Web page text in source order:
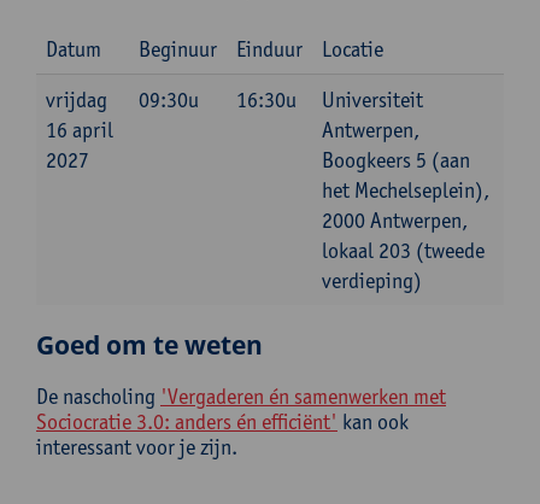
Datum Beginuur Einduur
Locatie
vrijdag
16 april
2027
09:30u 16:30u
Universiteit
Antwerpen,
Boogkeers 5 (aan
het Mechelseplein),
2000 Antwerpen,
lokaal 203 (tweede
verdieping)
Goed om te weten
De nascholing 'Vergaderen én samenwerken met
Sociocratie 3.0: anders én efficiënt' kan ook
interessant voor je zijn.